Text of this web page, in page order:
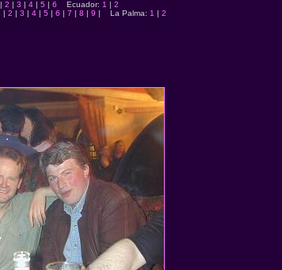
| 2 | 3 | 4| 5 | 6 Ecuador: 1 | 2
| 2 | 3 | 4| 5 | 6 | 7 | 8 | 9 | La Palma: 1 | 2